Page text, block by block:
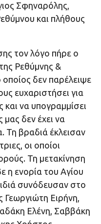
Σφηναρόλης,
και πλήθους
τον λόγο πήρε ο
Ρεθύμνης &
δεν παρέλειψε
ευχαριστήσει για
να υπογραμμίσει
μας δεν έχει να
Τη βραδιά έκλεισαν
οι οποίοι
Τη μετακίνηση
η ενορία του Αγίου
συνόδευσαν στο
Γεωργιώτη Ειρήνη,
Ελένη, Σαββάκη